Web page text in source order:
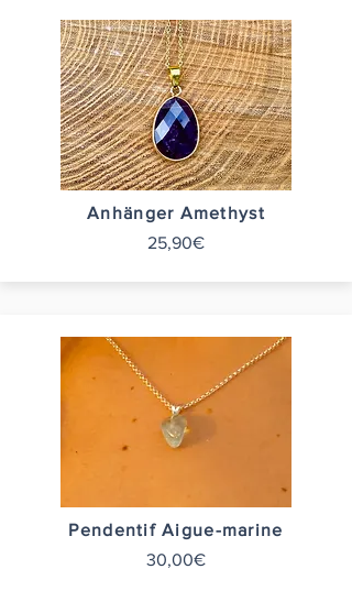
Anhänger Amethyst
25,90€
Pendentif Aigue-marine
30,00€